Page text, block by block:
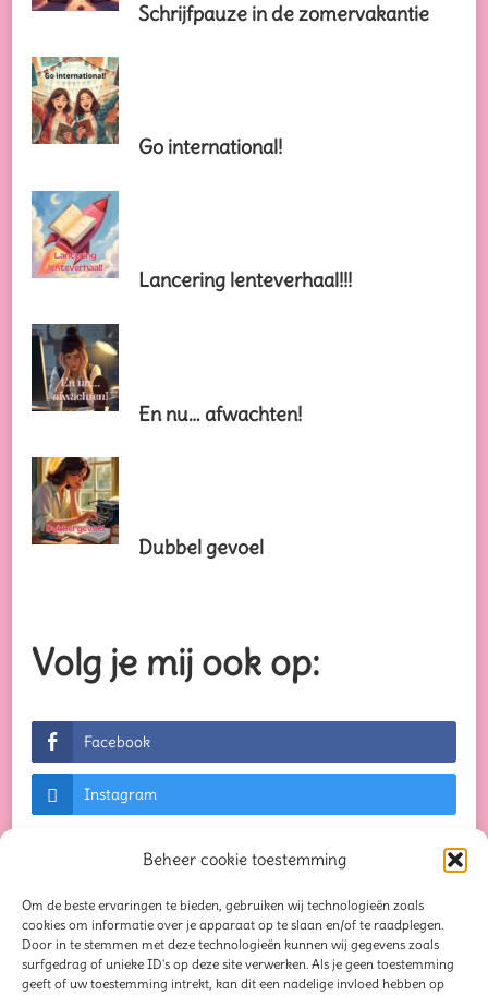
Beheer cookie toestemming
Om de beste ervaringen te bieden, gebruiken wij technologieën zoals
cookies om informatie over je apparaat op te slaan en/of te raadplegen.
Door in te stemmen met deze technologieën kunnen wij gegevens zoals
surfgedrag of unieke ID's op deze site verwerken. Als je geen toestemming
geeft of uw toestemming intrekt, kan dit een nadelige invloed hebben op
Schrijfpauze in de zomervakantie
Go international!
Lancering lenteverhaal!!!
En nu… afwachten!
Dubbel gevoel
Volg je mij ook op:
Facebook
Instagram
© Auteursrechten 2026Creaties waar je blij van
wordt.... Alle rechten voorbehouden. Chic Lite |